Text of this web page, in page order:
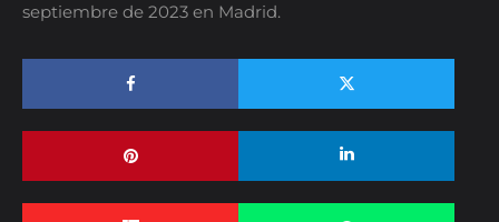
septiembre de 2023 en Madrid.